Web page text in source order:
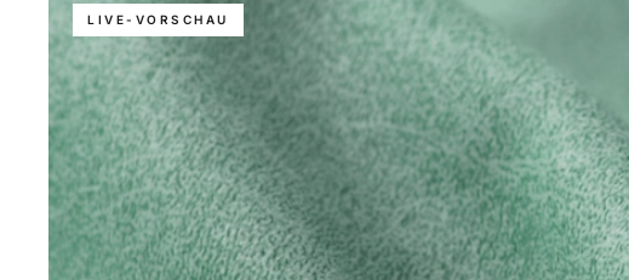
LIVE-VORSCHAU